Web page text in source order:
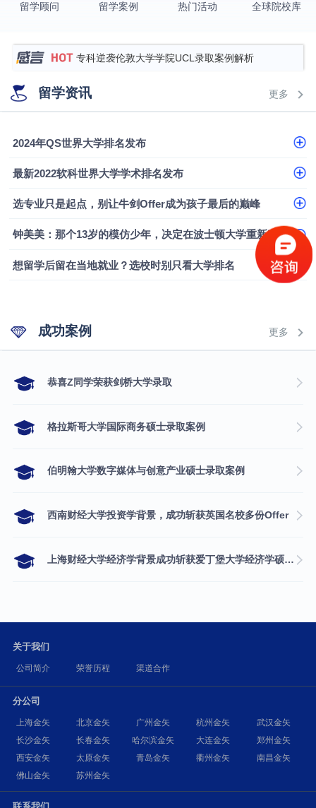
留学顾问 留学案例 热门活动 全球院校库
上海财经大学经济学背景成功斩获爱丁堡大学经济学
专科逆袭伦敦大学学院UCL录取案例解析
香港浸会大学伦理与公共事务硕士录取
从上海财大2+2到谢菲尔德：低均分逆袭QS百强金
留学资讯 更多
2024年QS世界大学排名发布
最新2022软科世界大学学术排名发布
选专业只是起点，别让牛剑Offer成为孩子最后的巅峰
钟美美：那个13岁的模仿少年，决定在波士顿大学重新定义自己
想留学后留在当地就业？选校时别只看大学排名
成功案例 更多
​恭喜Z同学荣获剑桥大学录取
格拉斯哥大学国际商务硕士录取案例
伯明翰大学数字媒体与创意产业硕士录取案例
西南财经大学投资学背景，成功斩获英国名校多份Offer
上海财经大学经济学背景成功斩获爱丁堡大学经济学硕士录取
关于我们
公司简介 荣誉历程 渠道合作
分公司
上海金矢 北京金矢 广州金矢 杭州金矢
武汉金矢
长沙金矢
长春金矢 哈尔滨金矢 大连金矢
郑州金矢
西安金矢
太原金矢 青岛金矢 衢州金矢
南昌金矢
佛山金矢
苏州金矢